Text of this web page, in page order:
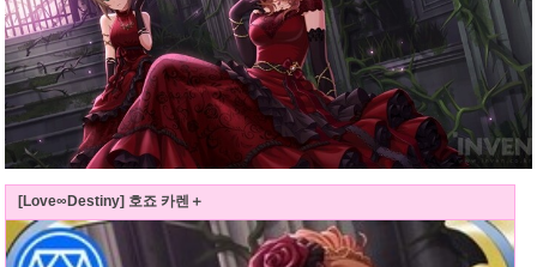
[Love∞Destiny] 호죠 카렌＋